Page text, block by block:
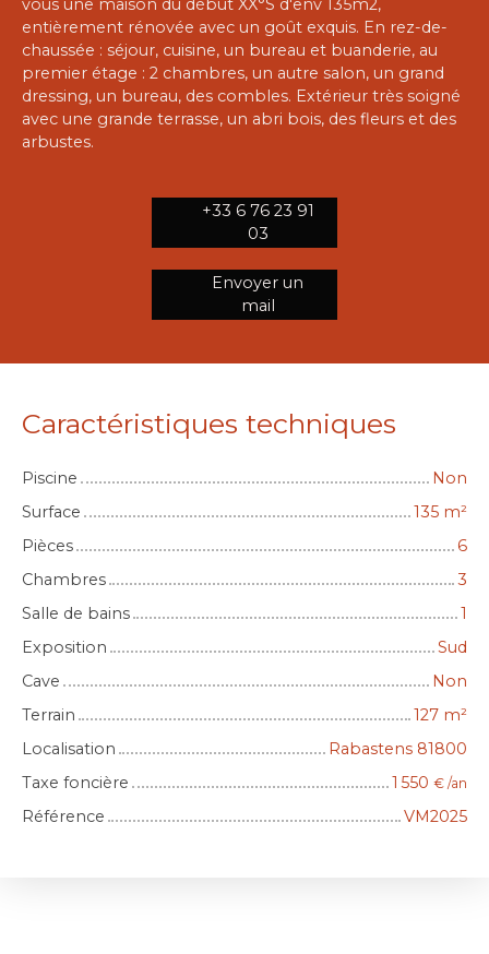
vous une maison du début XX°S d'env 135m2,
entièrement rénovée avec un goût exquis. En rez-de-
chaussée : séjour, cuisine, un bureau et buanderie, au
premier étage : 2 chambres, un autre salon, un grand
dressing, un bureau, des combles. Extérieur très soigné
avec une grande terrasse, un abri bois, des fleurs et des
arbustes.
+33 6 76 23 91
03
Envoyer un
mail
Caractéristiques techniques
Piscine
Non
Surface
135 m²
Pièces
6
Chambres
3
Salle de bains
1
Exposition
Sud
Cave
Non
Terrain
127 m²
Localisation
Rabastens 81800
Taxe foncière
1 550 € /an
Référence VM2025